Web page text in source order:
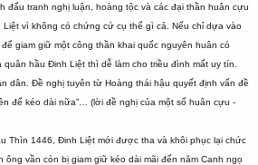
đấu tranh nghị luận, hoàng tộc và các đại thần huân cựu
vì không có chứng cứ cụ thể gì cả. Nếu chỉ dựa vào
giam giữ một công thần khai quốc nguyên huân có
hầu Đinh Liệt thì dễ làm cho triều đình mất uy tín.
dân. Đề nghị tuyên từ Hoàng thái hậu quyết định vấn đề
để kéo dài nữa”… (lời đề nghị của một số huân cựu -
Thìn 1446, Đinh Liệt mới được tha và khôi phục lại chức
vần còn bị giam giữ kéo dài mãi đến năm Canh ngọ